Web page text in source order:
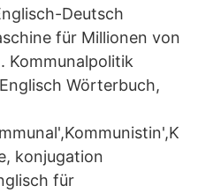
Deutsch
für Millionen von
Kommunalpolitik
Wörterbuch,
konjugation
für